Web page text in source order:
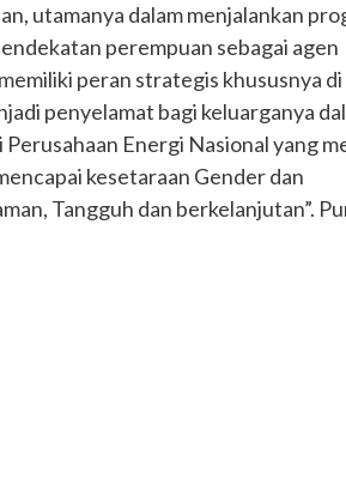
utamanya dalam menjalankan
perempuan sebagai agen
peran strategis khususnya di
penyelamat bagi keluarganya
Energi Nasional yang
kesetaraan Gender dan
Tangguh dan berkelanjutan”.